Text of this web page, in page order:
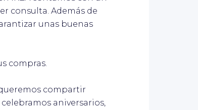
consulta. Además de
unas buenas
compras.
compartir
aniversarios,